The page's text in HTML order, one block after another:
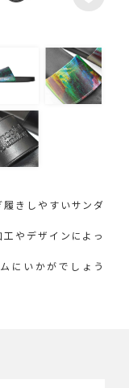
きしやすいサンダ
やデザインによっ
にいかがでしょう